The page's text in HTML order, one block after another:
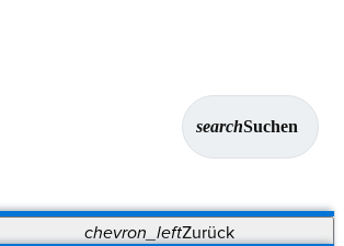
searchSuchen
chevron_leftZurück